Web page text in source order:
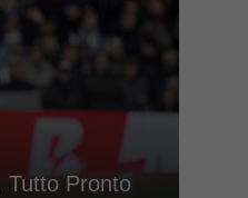
Tutto Pronto